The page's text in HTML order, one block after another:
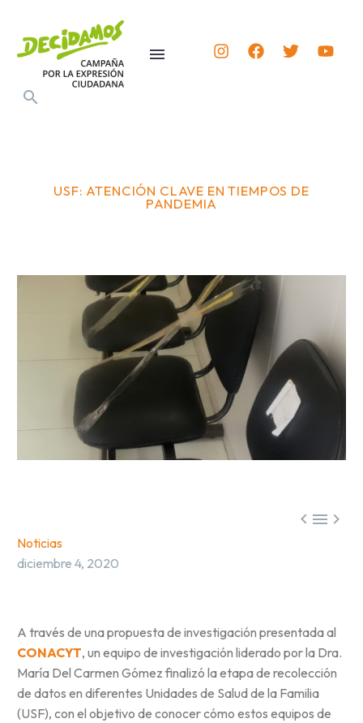
USF: ATENCIÓN CLAVE EN TIEMPOS DE
PANDEMIA

Noticias
diciembre 4, 2020
A través de una propuesta de investigación presentada al
CONACYT, un equipo de investigación liderado por la Dra.
María Del Carmen Gómez finalizó la etapa de recolección
de datos en diferentes Unidades de Salud de la Familia
(USF), con el objetivo de conocer cómo estos equipos de